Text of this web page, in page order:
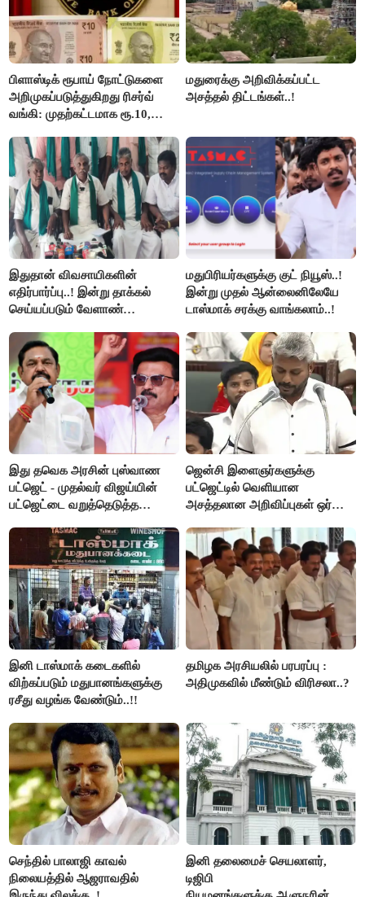
பிளாஸ்டிக் ரூபாய் நோட்டுகளை
அறிமுகப்படுத்துகிறது ரிசர்வ்
வங்கி: முதற்கட்டமாக ரூ.10,
மதுரைக்கு அறிவிக்கப்பட்ட
அசத்தல் திட்டங்கள்..!
இதுதான் விவசாயிகளின்
எதிர்பார்ப்பு..! இன்று தாக்கல்
செய்யப்படும் வேளாண்
கோரிக்கை!
மதுபிரியர்களுக்கு குட் நியூஸ்..!
இன்று முதல் ஆன்லைனிலேயே
டாஸ்மாக் சரக்கு வாங்கலாம்..!
இது தவெக அரசின் புஸ்வாண
பட்ஜெட் - முதல்வர் விஜய்யின்
பட்ஜெட்டை வறுத்தெடுத்த
ஜென்சி இளைஞர்களுக்கு
பட்ஜெட்டில் வெளியான
அசத்தலான அறிவிப்புகள் ஒர்
இனி டாஸ்மாக் கடைகளில்
விற்கப்படும் மதுபானங்களுக்கு
ரசீது வழங்க வேண்டும்..!!
தமிழக அரசியலில் பரபரப்பு :
அதிமுகவில் மீண்டும் விரிசலா..?
செந்தில் பாலாஜி காவல்
நிலையத்தில் ஆஜராவதில்
இனி தலைமைச் செயலாளர்,
டிஜிபி